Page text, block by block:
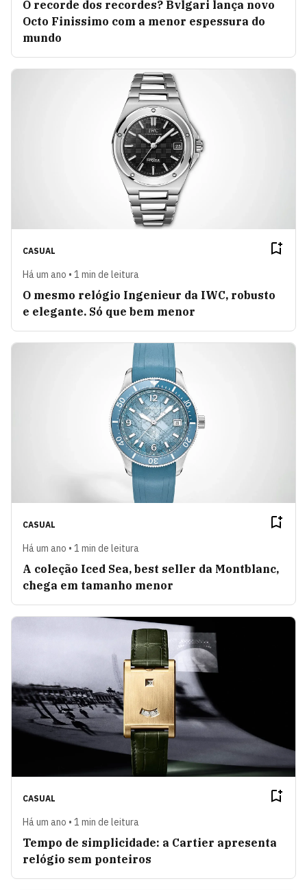
O recorde dos recordes? Bvlgari lança novo
Octo Finissimo com a menor espessura do
mundo
CASUAL
Há um ano • 1 min de leitura
O mesmo relógio Ingenieur da IWC, robusto
e elegante. Só que bem menor
CASUAL
Há um ano • 1 min de leitura
A coleção Iced Sea, best seller da Montblanc,
chega em tamanho menor
CASUAL
Há um ano • 1 min de leitura
Tempo de simplicidade: a Cartier apresenta
relógio sem ponteiros